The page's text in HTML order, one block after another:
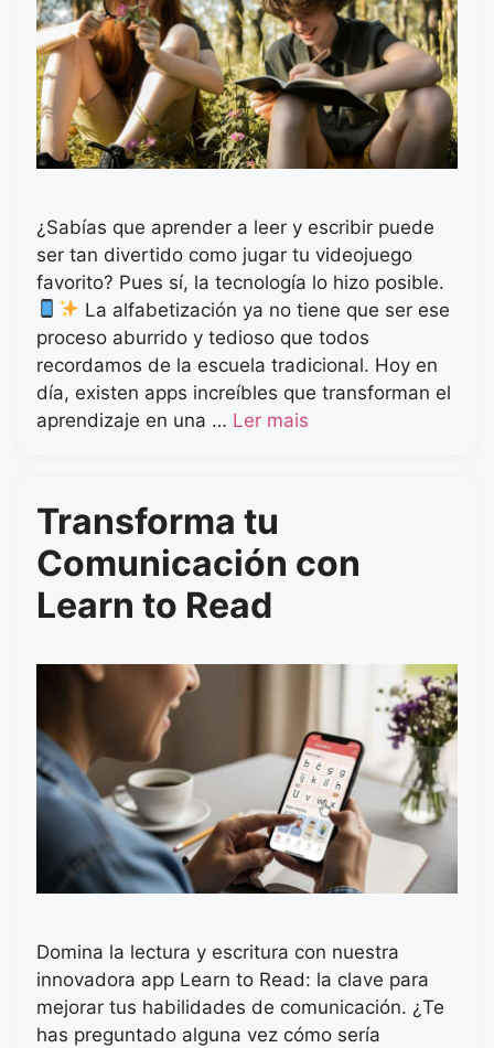
¿Sabías que aprender a leer y escribir puede
ser tan divertido como jugar tu videojuego
favorito? Pues sí, la tecnología lo hizo posible.
La alfabetización ya no tiene que ser ese
proceso aburrido y tedioso que todos
recordamos de la escuela tradicional. Hoy en
día, existen apps increíbles que transforman el
aprendizaje en una … Ler mais
Transforma tu
Comunicación con
Learn to Read
Domina la lectura y escritura con nuestra
innovadora app Learn to Read: la clave para
mejorar tus habilidades de comunicación. ¿Te
has preguntado alguna vez cómo sería